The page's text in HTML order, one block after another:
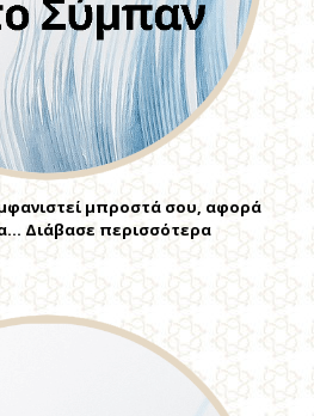
μπροστά σου, αφορά
Διάβασε περισσότερα